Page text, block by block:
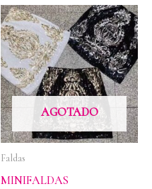
AGOTADO
Faldas
MINIFALDAS